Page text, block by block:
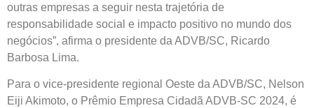
outras empresas a seguir nesta trajetória de
responsabilidade social e impacto positivo no mundo dos
negócios”, afirma o presidente da ADVB/SC, Ricardo
Barbosa Lima.
Para o vice-presidente regional Oeste da ADVB/SC, Nelson
Eiji Akimoto, o Prêmio Empresa Cidadã ADVB-SC 2024, é